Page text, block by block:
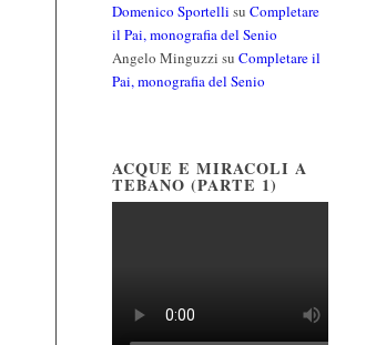
Domenico Sportelli suCompletare
il Pai, monografia del Senio
Angelo Minguzzi suCompletare il
Pai, monografia del Senio
ACQUE E MIRACOLI A
TEBANO (PARTE 1)